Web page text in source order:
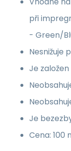
při
- Green/
Nesnižuje
Je
Je
Cena: 100